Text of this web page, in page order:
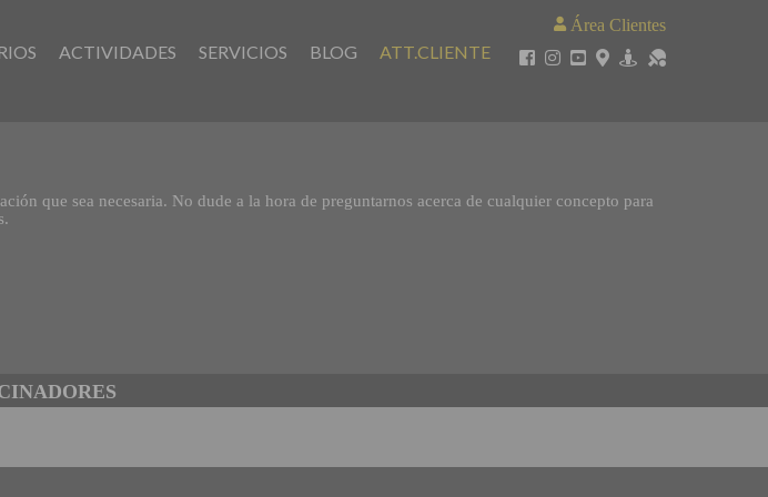
Área Clientes
ACTIVIDADES SERVICIOS BLOG ATT.CLIENTE
que sea necesaria. No dude a la hora de preguntarnos acerca de cualquier concepto para